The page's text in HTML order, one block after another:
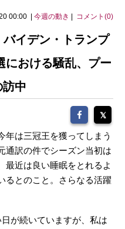
00:00 | 今週の動き コメント(0)
イデン・トランプ
における騒乱、プー
中
年は三冠王を獲ってしまう
通訳の件でシーズン当初は
最近は良い睡眠をとれるよ
るとのこと。さらなる活躍
が続いていますが、私は